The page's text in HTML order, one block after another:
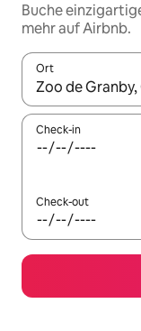
Buche
mehr auf Airbnb.
Ort
Wenn
Check-in
Check-out